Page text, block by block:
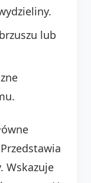
lub
Wskazuje